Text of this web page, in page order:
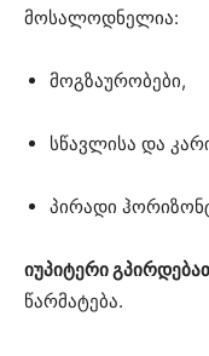
მოსალოდნელია:
მოგზაურობები,
სწავლისა და
პირადი
იუპიტერი
წარმატება.